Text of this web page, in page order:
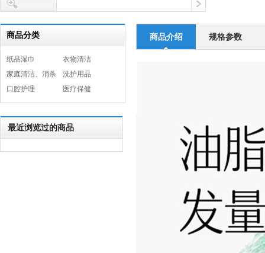
商品分类
纸品湿巾
衣物清洁
家庭清洁、消杀
洗护用品
口腔护理
医疗保健
最近浏览过的商品
商品介绍 规格参数